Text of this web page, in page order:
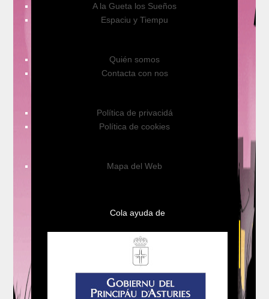
A la Gueta los Sueños
Espaciu y Tiempu
Quién somos
Contacta con nos
Política de privacidá
Política de cookies
Mapa del Web
Cola ayuda de